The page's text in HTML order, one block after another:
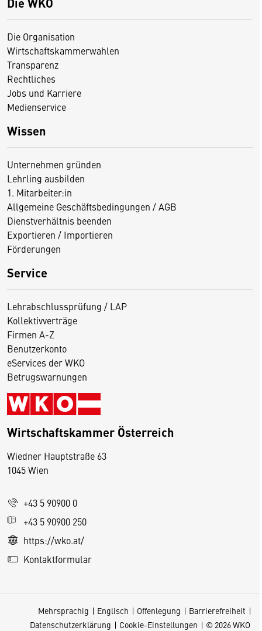
Die Organisation
Wirtschaftskammerwahlen
Transparenz
Rechtliches
Jobs und Karriere
Medienservice
Wissen
Unternehmen gründen
Lehrling ausbilden
1. Mitarbeiter:in
Allgemeine Geschäftsbedingungen / AGB
Dienstverhältnis beenden
Exportieren / Importieren
Förderungen
Service
Lehrabschlussprüfung / LAP
Kollektivverträge
Firmen A-Z
Benutzerkonto
eServices der WKO
Betrugswarnungen
Wirtschaftskammer Österreich
Wiedner Hauptstraße 63
1045 Wien
+43 5 90900 0
+43 5 90900 250
https://wko.at/
Kontaktformular
Mehrsprachig Englisch Offenlegung
Barrierefreiheit
Datenschutzerklärung
Cookie-Einstellungen © 2026 WKO
D
s
e
S
e